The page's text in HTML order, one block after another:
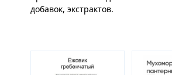
добавок, экстрактов.